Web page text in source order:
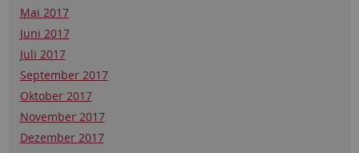
Mai 2017
Juni 2017
Juli 2017
September 2017
Oktober 2017
November 2017
Dezember 2017